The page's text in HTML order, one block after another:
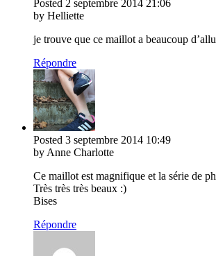
Posted 2 septembre 2014 21:06
by Helliette
je trouve que ce maillot a beaucoup
Répondre
Posted 3 septembre 2014 10:49
by Anne Charlotte
Ce maillot est magnifique et la série de
Très très très beaux :)
Bises
Répondre